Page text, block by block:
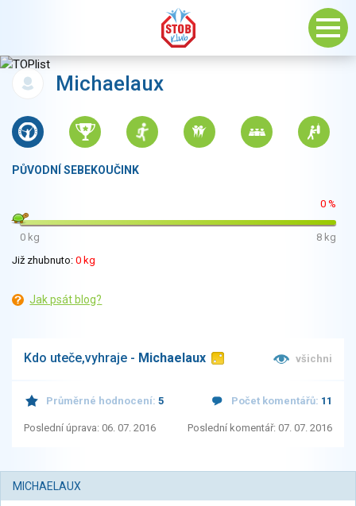
Michaelaux
PŮVODNÍ SEBEKOUČINK
0 %
0 kg
8 kg
Již zhubnuto: 0 kg
Jak psát blog?
Kdo uteče,vyhraje - Michaelaux všichni
Průměrné hodnocení: 5 Počet komentářů: 11
Poslední úprava: 06. 07. 2016 Poslední komentář: 07. 07. 2016
MICHAELAUX